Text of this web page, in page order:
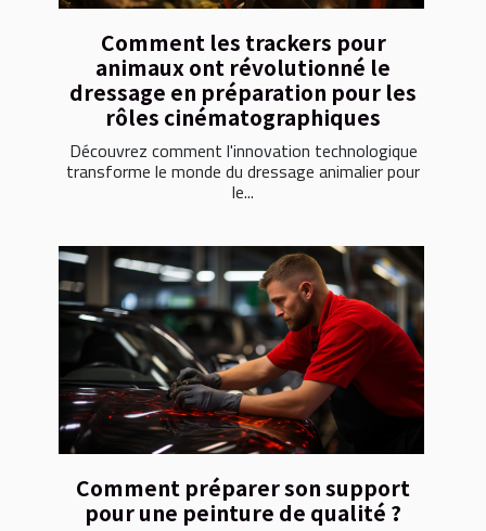
Comment les trackers pour
animaux ont révolutionné le
dressage en préparation pour les
rôles cinématographiques
Découvrez comment l'innovation technologique
transforme le monde du dressage animalier pour
le...
Comment préparer son support
pour une peinture de qualité ?